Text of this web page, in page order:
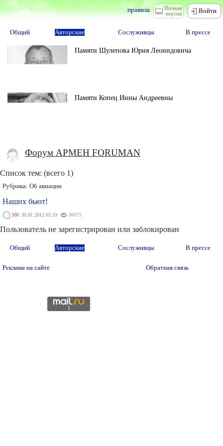
Полная
версия
правила Войти
Общий Авторские Сослуживцы В прессе
Памяти Шулепова Юрия Леонидовича
Памяти Копец Инны Андреевны
Форум AРМЕН FORUMAN
Список тем: (всего 1)
Рубрика: Об авиации
Наших бьют!
206 30.01.2012 02:19 30073
Пользователь не зарегистрирован или заблокирован
Общий Авторские Сослуживцы В прессе
Реклама на сайте Обратная связь